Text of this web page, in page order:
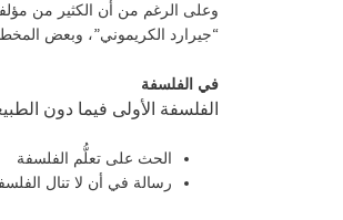
وعلى الرغم من أن الكثير من
“جيرارد الكريموني”، وبعض
في الفلسفة
الفلسفة الأولى فيما دون
الحث على تعلُّم الفلسفة
رسالة في أن لا تنال